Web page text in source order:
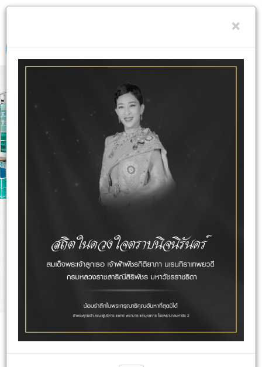
×
ทาง และมีจิตวิญญาณทางการแพทย์อย่างแท้จริง ควบคู่ไปกับ
คุณภาพ และเทคโนโลยีที่ทันสมัย
บริการประกันชีวิต Insurance